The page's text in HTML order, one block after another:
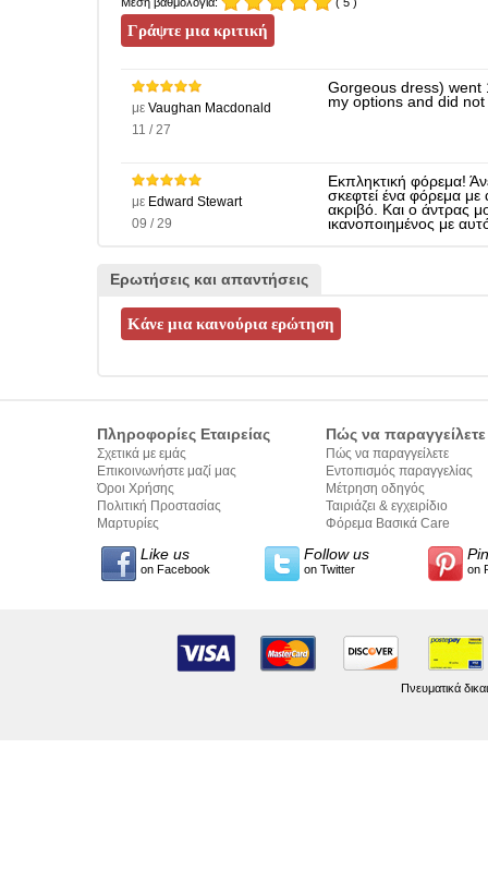
με Vaughan Macdonald
11 / 27
Gorgeous dress) went
my options and did
με Edward Stewart
09 / 29
Εκπληκτική φόρεμα!
σκεφτεί ένα φόρεμα με
ακριβό. Και ο άντρας
ικανοποιημένος με
Ερωτήσεις και απαντήσεις
Πληροφορίες Εταιρείας
Σχετικά με εμάς
Επικοινωνήστε μαζί μας
Όροι Χρήσης
Πολιτική Προστασίας
Προσωπικών Δεδομένων
Μαρτυρίες
Πώς να παραγγείλετε
Πώς να παραγγείλετε
Εντοπισμός παραγγελίας
Μέτρηση οδηγός
Ταιριάζει & εγχειρίδιο
σύνταξης κειμένων
Φόρεμα Βασικά Care
Like us
on Facebook
Follow us
on Twitter on
Πνευματικά